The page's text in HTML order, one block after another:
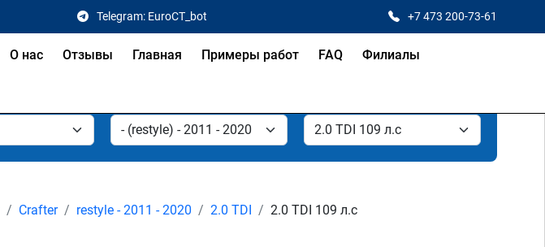
Telegram: EuroCT_bot +7 473 200-73-61
О нас Отзывы Главная Примеры работ FAQ Филиалы
Crafter restyle - 2011 - 2020 2.0 TDI 2.0 TDI 109 л.с